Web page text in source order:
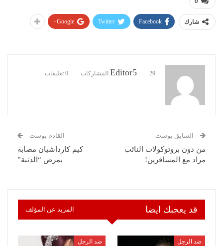
شارك Facebook
Twitter
Google+
Editor5 29 المشاركات 0 تعليقات
السابق بوست
من دون بروتوكولات النائب
مراد مع المسافرين!
القادم بوست
كيم كارداشيان مصابة
بمرض “الذئبة”
قد يعجبك ايضا المزيد عن المؤلف
ضد الرجل ضد الرجل